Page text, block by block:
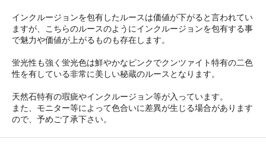
インクルージョンを包有したルースは価値が下がると言われてい
ますが、こちらのルースのようにインクルージョンを包有する事
で魅力や価値が上がるものも存在します。
蛍光性も強く蛍光色は鮮やかなピンクでクンツァイト特有の二色
性を有している非常に美しい秘蔵のルースとなります。
天然石特有の瑕疵やインクルージョン等が入っています。
また、モニター等によって色合いに差異が生じる場合があります
ので、予めご了承下さい。